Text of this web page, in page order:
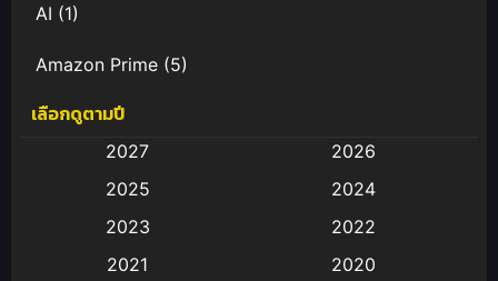
AI (1)
Amazon Prime (5)
Anal (ประตูหลัง)
Animation การ์ตูน
Animation อนิเมะ
เลือกดูตามปี
2027
2026
2025
2024
2023
2022
2021
2020